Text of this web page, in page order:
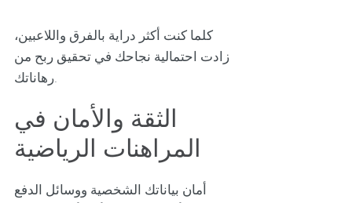
كلما كنت أكثر دراية بالفرق واللاعبين،
زادت احتمالية نجاحك في تحقيق ربح من
رهاناتك.
الثقة والأمان في
المراهنات الرياضية
أمان بياناتك الشخصية ووسائل الدفع